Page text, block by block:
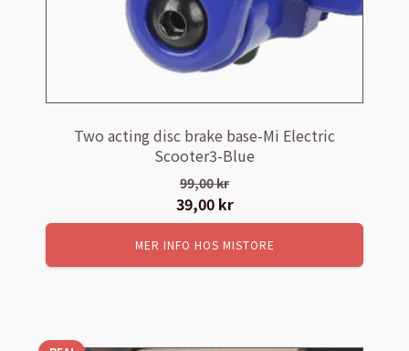
Two acting disc brake base-Mi Electric
Scooter3-Blue
99,00kr
Det
ursprungliga
priset
var:
39,00 krDet
nuvarande
priset
är:
MER INFO HOS MISTORE